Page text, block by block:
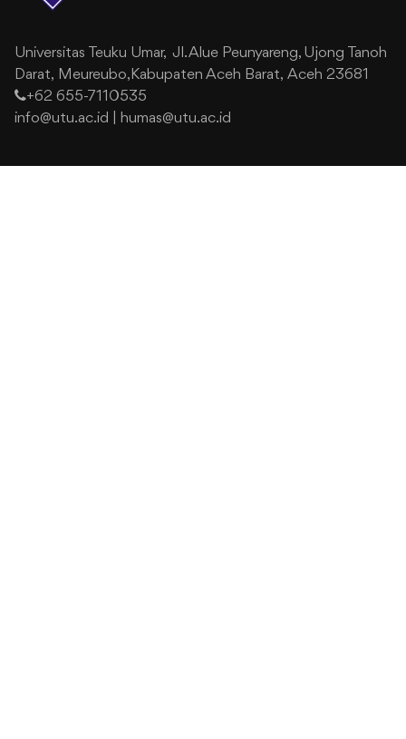
Universitas Teuku Umar, Jl. Alue Peunyareng, Ujong Tanoh
Darat, Meureubo,Kabupaten Aceh Barat, Aceh 23681
+62 655-7110535
info@utu.ac.id
humas@utu.ac.id